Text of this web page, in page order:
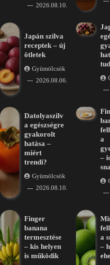
2026.08.10.
Japán szilva
receptek – új
ötletek
Gyümölcsök
2026.08.06.
Datolyaszilv
a egészségre
gyakorolt
hatása –
miért
trendi?
Gyümölcsök
2026.08.10.
a
–
Finger
banana
termesztése
– kis helyen
is működik
a
–